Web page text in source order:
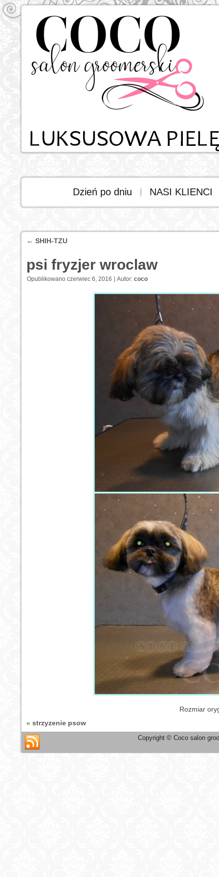
Dzień po dniu NASI KLIENCI
← SHIH-TZU
psi fryzjer wroclaw
Opublikowano czerwiec 6, 2016 Autor: coco
Rozmiar
« strzyzenie psow
Copyright © Coco salon